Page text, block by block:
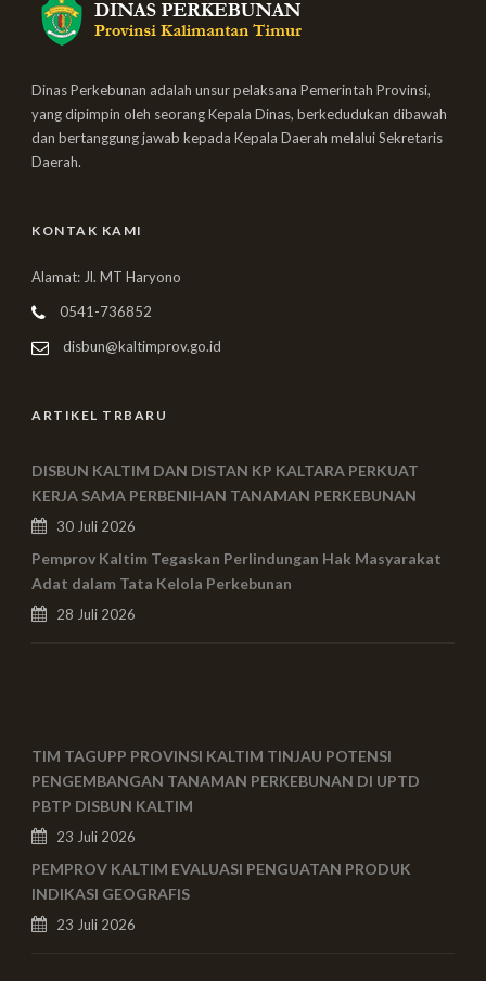
Dinas Perkebunan adalah unsur pelaksana Pemerintah Provinsi,
yang dipimpin oleh seorang Kepala Dinas, berkedudukan dibawah
dan bertanggung jawab kepada Kepala Daerah melalui Sekretaris
Daerah.
KONTAK KAMI
Alamat: Jl. MT Haryono
0541-736852
disbun@kaltimprov.go.id
ARTIKEL TRBARU
DISBUN KALTIM DAN DISTAN KP KALTARA PERKUAT
KERJA SAMA PERBENIHAN TANAMAN PERKEBUNAN
30 Juli 2026
Pemprov Kaltim Tegaskan Perlindungan Hak Masyarakat
Adat dalam Tata Kelola Perkebunan
28 Juli 2026
TIM TAGUPP PROVINSI KALTIM TINJAU POTENSI
PENGEMBANGAN TANAMAN PERKEBUNAN DI UPTD
PBTP DISBUN KALTIM
23 Juli 2026
PEMPROV KALTIM EVALUASI PENGUATAN PRODUK
INDIKASI GEOGRAFIS
23 Juli 2026